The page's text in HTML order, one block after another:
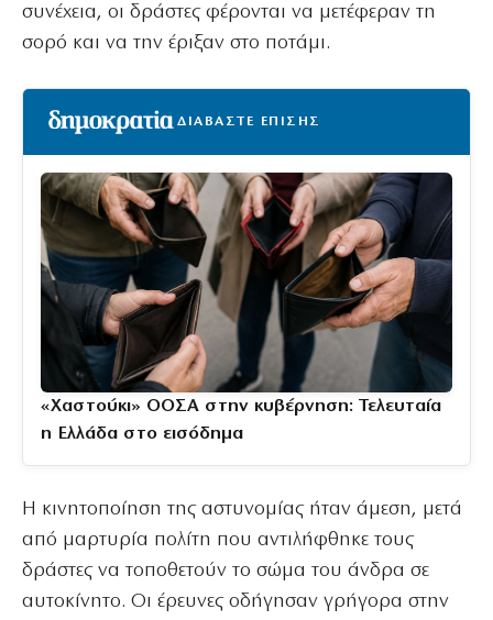
συνέχεια, οι δράστες φέρονται να μετέφεραν τη
σορό και να την έριξαν στο ποτάμι.
ΔΙΑΒΑΣΤΕ ΕΠΙΣΗΣ
«Χαστούκι» ΟΟΣΑ στην κυβέρνηση: Τελευταία
η Ελλάδα στο εισόδημα
Η κινητοποίηση της αστυνομίας ήταν άμεση, μετά
από μαρτυρία πολίτη που αντιλήφθηκε τους
δράστες να τοποθετούν το σώμα του άνδρα σε
αυτοκίνητο. Οι έρευνες οδήγησαν γρήγορα στην